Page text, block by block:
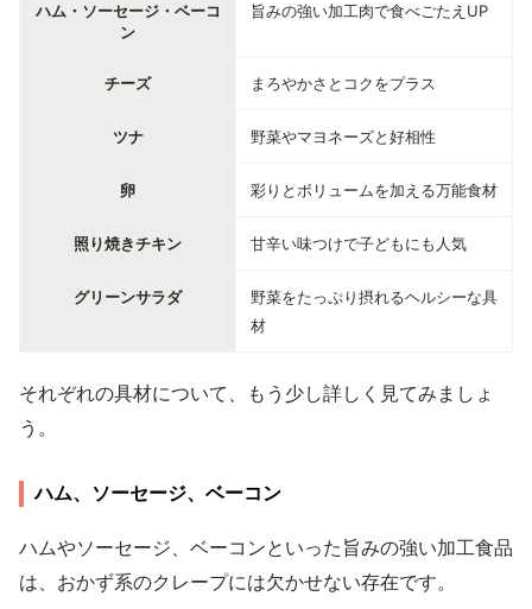
ハム・ソーセージ・ベーコ
ン
旨みの強い加工肉で食べごたえUP
チーズ まろやかさとコクをプラス
ツナ 野菜やマヨネーズと好相性
卵 彩りとボリュームを加える万能食材
照り焼きチキン 甘辛い味つけで子どもにも人気
グリーンサラダ
野菜をたっぷり摂れるヘルシーな具
材
それぞれの具材について、もう少し詳しく見てみましょ
う。
ハム、ソーセージ、ベーコン
ハムやソーセージ、ベーコンといった旨みの強い加工食品
は、おかず系のクレープには欠かせない存在です。